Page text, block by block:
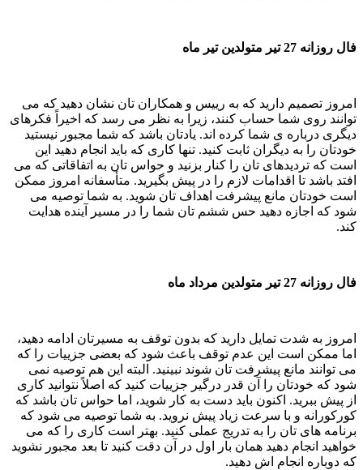
فال روزانه 27 تیر متولدین تیر ماه
امروز تصمیم دارید که به رییس و همکاران تان نشان دهید که می
توانند روی شما حساب کنند، زیرا به نظر می رسد که اخیراً فکرهای
دیگری درباره ی شما کرده اند. یادتان باشد که شما مجبور نیستید
خودتان را به دیگران ثابت کنید. تنها کاری که باید انجام دهید این
است که تردیدهای تان را کنار بزنید و حواس تان به اتفاقاتی که می
افتد باشد تا اقدامات لازم را در پیش بگیرید. متأسفانه امروز ممکن
است خودتان مانع پیشرفت اهداف تان شوید. به شما توصیه می
شود که اجازه دهید حس ششم تان شما را در مسیر آینده هدایت
کند.
فال روزانه 27 تیر متولدین مرداد ماه
امروز به شدت تمایل دارید که بدون توقف به مسیرتان ادامه دهید،
اما ممکن است این عدم توقف باعث شود که بعضی جزییات را که
می توانند مانع پیشرفت تان شوند نبینید. البته این هم توصیه نمی
شود که خودتان را آن قدر درگیر جزییات کنید که اصلاً نتوانید کاری
از پیش ببرید. اکنون باید دست به کار شوید، اما حواس تان باشد که
کورکورانه و با سرعت زیاد پیش نروید. به شما توصیه می شود که
برنامه های تان را به تدریج عملی کنید. بهتر است کاری را که می
خواهید انجام دهید همان بار اول در آن دقت کنید تا بعد مجبور نشوید
که دوباره انجام اش دهید.